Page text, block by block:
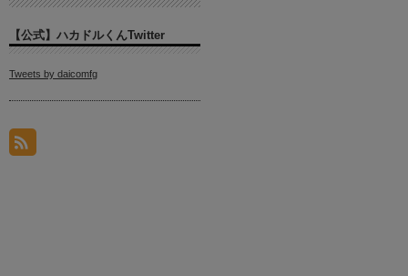
【公式】ハカドルくんTwitter
Tweets by daicomfg